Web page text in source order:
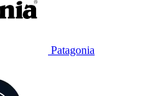
Patagonia